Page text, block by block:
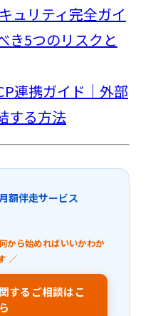
ュリティ完全ガイ
き5つのリスクと
連携ガイド｜外部
する方法
額伴走サービス
ら始めればいいかわか
／
するご相談はこ